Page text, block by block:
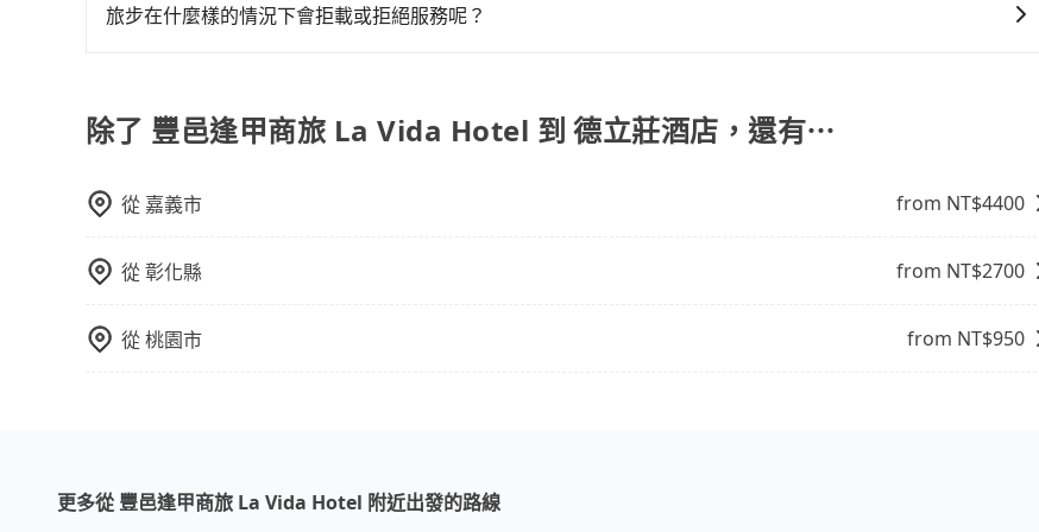
不妨趁早訂購，享受更划算的價格。
旅步在什麼樣的情況下會拒載或拒絕服務呢？
同行，卻無自備或加購兒童座椅。提醒您，為了保護孩童的安全，依道路交通安全規則規定，四歲以下的孩童必
須乘坐兒童座椅。 3) 搭乘寵物友善專車卻沒有裝籠。避免影響行車安全，請您務將寵物置入提籠或提袋內。
除了 豐邑逢甲商旅 La Vida Hotel 到 德立莊酒店，還有⋯
從 嘉義市 from NT$4400
從彰化縣 from NT$2700
從桃園市 from NT$950
更多從 豐邑逢甲商旅 La Vida Hotel 附近出發的路線